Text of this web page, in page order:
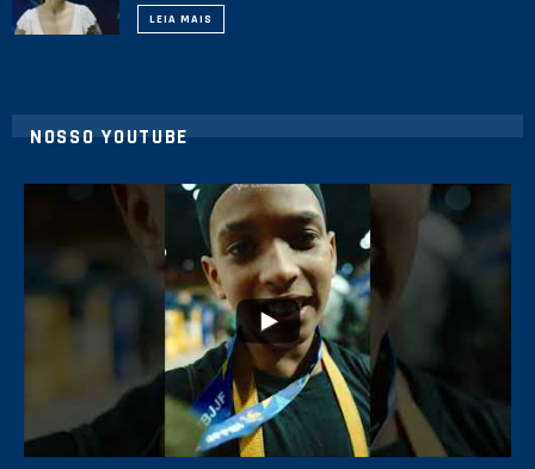
LEIA MAIS
NOSSO YOUTUBE